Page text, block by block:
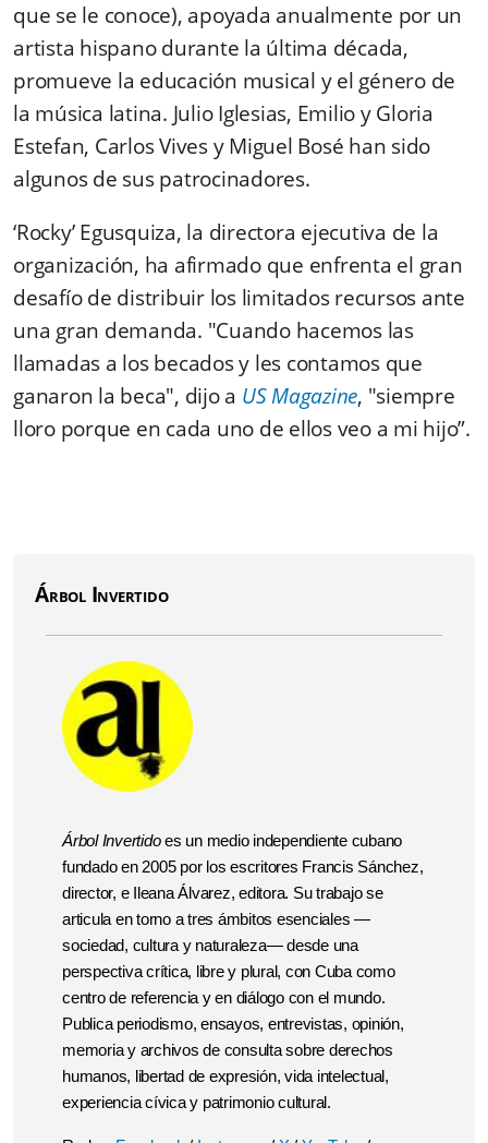
que se le conoce), apoyada anualmente por un
artista hispano durante la última década,
promueve la educación musical y el género de
la música latina. Julio Iglesias, Emilio y Gloria
Estefan, Carlos Vives y Miguel Bosé han sido
algunos de sus patrocinadores.
‘Rocky’ Egusquiza, la directora ejecutiva de la
organización, ha afirmado que enfrenta el gran
desafío de distribuir los limitados recursos ante
una gran demanda. "Cuando hacemos las
llamadas a los becados y les contamos que
ganaron la beca", dijo a US Magazine, "siempre
lloro porque en cada uno de ellos veo a mi hijo”.
Árbol Invertido
Árbol Invertidoes un medio independiente cubano
fundado en 2005 por los escritores Francis Sánchez,
director, e Ileana Álvarez, editora. Su trabajo se
articula en torno a tres ámbitos esenciales —
sociedad, cultura y naturaleza— desde una
perspectiva crítica, libre y plural, con Cuba como
centro de referencia y en diálogo con el mundo.
Publica periodismo, ensayos, entrevistas, opinión,
memoria y archivos de consulta sobre derechos
humanos, libertad de expresión, vida intelectual,
experiencia cívica y patrimonio cultural.